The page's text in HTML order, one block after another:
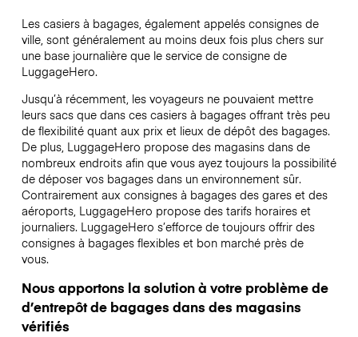
Les casiers à bagages, également appelés consignes de
ville, sont généralement au moins deux fois plus chers sur
une base journalière que le service de consigne de
LuggageHero.
Jusqu’à récemment, les voyageurs ne pouvaient mettre
leurs sacs que dans ces casiers à bagages offrant très peu
de flexibilité quant aux prix et lieux de dépôt des bagages.
De plus, LuggageHero propose des magasins dans de
nombreux endroits afin que vous ayez toujours la possibilité
de déposer vos bagages dans un environnement sûr.
Contrairement aux consignes à bagages des gares et des
aéroports, LuggageHero propose des tarifs horaires et
journaliers. LuggageHero s’efforce de toujours offrir des
consignes à bagages flexibles et bon marché près de
vous.
Nous apportons la solution à votre problème de
d’entrepôt de bagages dans des magasins
vérifiés